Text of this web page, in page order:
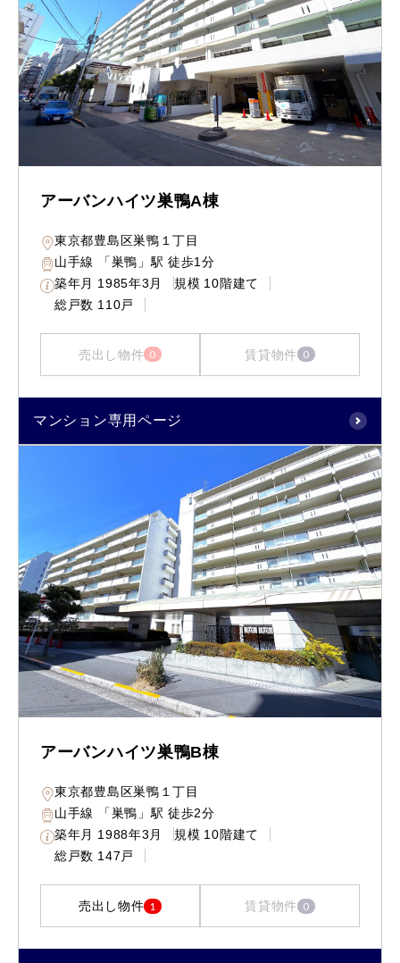
アーバンハイツ巣鴨A棟
東京都豊島区巣鴨１丁目
山手線 「巣鴨」駅 徒歩1分
築年月 1985年3月 規模 10階建て
総戸数 110戸
売出し物件 0 賃貸物件 0
マンション専用ページ
アーバンハイツ巣鴨B棟
東京都豊島区巣鴨１丁目
山手線 「巣鴨」駅 徒歩2分
築年月 1988年3月 規模 10階建て
総戸数 147戸
売出し物件 1 賃貸物件 0